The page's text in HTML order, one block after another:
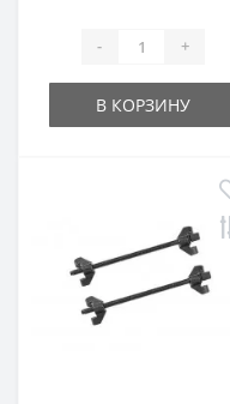
- +
В КОРЗИНУ